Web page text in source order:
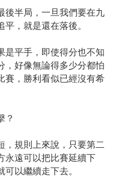
後半局，一旦我們要在九
，就是還在落後。
是平手，即使得分也不知
，好像無論得多少分都怕
賽，勝利看似已經沒有希
？
，規則上來說，只要第二
永遠可以把比賽延續下
以繼續走下去。